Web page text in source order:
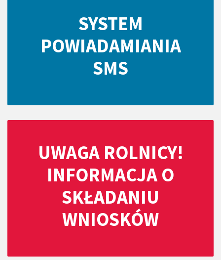
SYSTEM
POWIADAMIANIA
SMS
UWAGA ROLNICY!
INFORMACJA O
SKŁADANIU
WNIOSKÓW